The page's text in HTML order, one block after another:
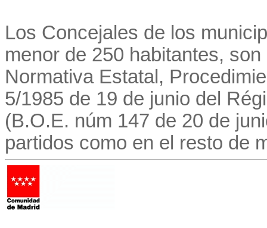
Los Concejales de los
menor de 250 habitantes,
Normativa Estatal,
5/1985 de 19 de junio del
(B.O.E. núm 147 de 20 de
partidos como en el resto de